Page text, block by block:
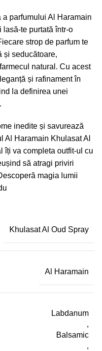
parfumului Al Haramain
lasă-te purtată într-o
strop de parfum te
și seducătoare,
natural. Cu acest
și rafinament în
la definirea unei
inedite și savurează
Al Haramain Khulasat Al
îți va completa outfit-ul cu
să atragi priviri
magia lumii
Khulasat Al Oud Spray
Al Haramain
Labdanum
,
Balsamic
,